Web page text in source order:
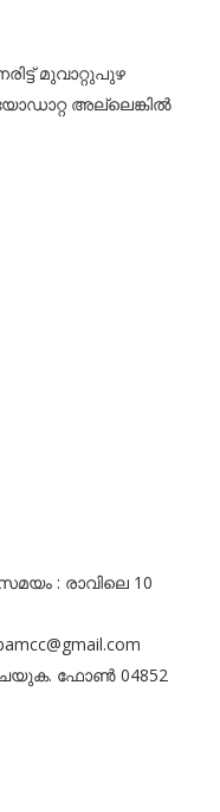
മുവാറ്റുപുഴ
അല്ലെങ്കില്‍
: രാവിലെ 10
ഫോണ്‍ 04852